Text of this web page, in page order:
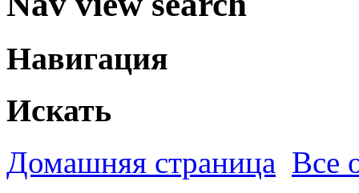
Навигация
Искать
Домашняя страница Все